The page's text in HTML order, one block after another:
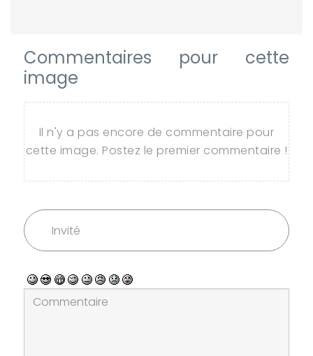
Commentaires pour cette
image
Il n'y a pas encore de commentaire pour
cette image. Postez le premier commentaire !